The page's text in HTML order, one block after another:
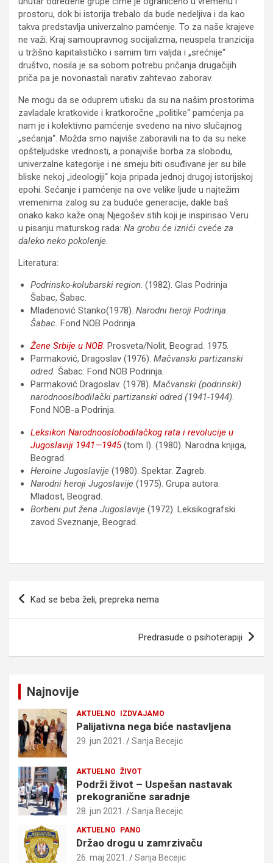
prostoru, dok bi istorija trebalo da bude nedeljiva i da kao
takva predstavlja univerzalno pamćenje. To za naše krajeve
ne važi. Kraj samoupravnog socijalizma, neuspela tranzicija
u tržišno kapitalističko i samim tim valjda i „srećnije“
društvo, nosila je sa sobom potrebu pričanja drugačijih
priča pa je novonastali narativ zahtevao zaborav.
Ne mogu da se oduprem utisku da su na našim prostorima
zavladale kratkovide i kratkoročne „politike“ pamćenja pa
nam je i kolektivno pamćenje svedeno na nivo slučajnog
„sećanja“. Možda smo najviše zaboravili na to da su neke
opšteljudske vrednosti, a ponajviše borba za slobodu,
univerzalne kategorije i ne smeju biti osuđivane jer su bile
bliske nekoj „ideologiji“ koja pripada jednoj drugoj istorijskoj
epohi. Sećanje i pamćenje na ove velike ljude u najtežim
vremenima zalog su za buduće generacije, dakle baš
onako kako kaže onaj Njegošev stih koji je inspirisao Veru
u pisanju maturskog rada: Na grobu će iznići cveće za
daleko neko pokolenje.
Literatura:
Podrinsko-kolubarski region. (1982). Glas Podrinja
Šabac, Šabac.
Mladenović Stanko(1978). Narodni heroji Podrinja.
Šabac. Fond NOB Podrinja.
Žene Srbije u NOB. Prosveta/Nolit, Beograd. 1975.
Parmaković, Dragoslav (1976). Mačvanski partizanski
odred. Šabac: Fond NOB Podrinja.
Parmaković Dragoslav. (1978). Mačvanski (podrinski)
narodnooslbodilački partizanski odred (1941-1944).
Fond NOB-a Podrinja.
Leksikon Narodnooslobodilačkog rata i revolucije u
Jugoslaviji 1941—1945(tom I). (1980). Narodna knjiga,
Beograd.
Heroine Jugoslavije (1980). Spektar. Zagreb.
Narodni heroji Jugoslavije (1975). Grupa autora.
Mladost, Beograd.
Borbeni put žena Jugoslavije (1972). Leksikografski
zavod Sveznanje, Beograd.
Kretanje
Kad se beba želi, prepreka nema
Predrasude o psihoterapiji
Najnovije
AKTUELNO IZDVAJAMO
Palijativna nega biće nastavljena
29. jun 2021. Sanja Becejic
AKTUELNO ŽIVOT
Podrži život – Uspešan nastavak
prekogranične saradnje
28. jun 2021. Sanja Becejic
AKTUELNO PANO
Držao drogu u zamrzivaču
26. maj 2021. Sanja Becejic